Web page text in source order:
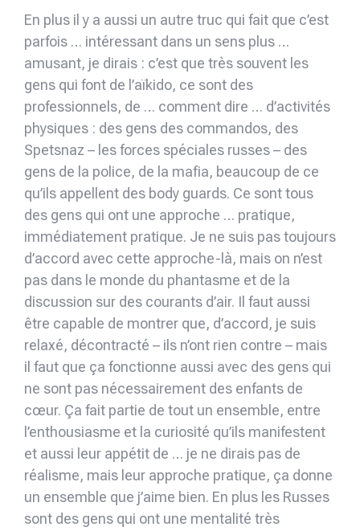
En plus il y a aussi un autre truc qui fait que c’est
parfois … intéressant dans un sens plus …
amusant, je dirais : c’est que très souvent les
gens qui font de l’aïkido, ce sont des
professionnels, de … comment dire … d’activités
physiques : des gens des commandos, des
Spetsnaz – les forces spéciales russes – des
gens de la police, de la mafia, beaucoup de ce
qu’ils appellent des body guards. Ce sont tous
des gens qui ont une approche … pratique,
immédiatement pratique. Je ne suis pas toujours
d’accord avec cette approche-là, mais on n’est
pas dans le monde du phantasme et de la
discussion sur des courants d’air. Il faut aussi
être capable de montrer que, d’accord, je suis
relaxé, décontracté – ils n’ont rien contre – mais
il faut que ça fonctionne aussi avec des gens qui
ne sont pas nécessairement des enfants de
cœur. Ça fait partie de tout un ensemble, entre
l’enthousiasme et la curiosité qu’ils manifestent
et aussi leur appétit de … je ne dirais pas de
réalisme, mais leur approche pratique, ça donne
un ensemble que j’aime bien. En plus les Russes
sont des gens qui ont une mentalité très